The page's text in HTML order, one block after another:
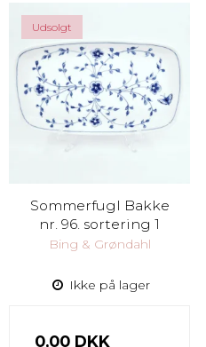
Udsolgt
Sommerfugl Bakke
nr. 96. sortering 1
Bing & Grøndahl
Ikke på lager
0,00 DKK